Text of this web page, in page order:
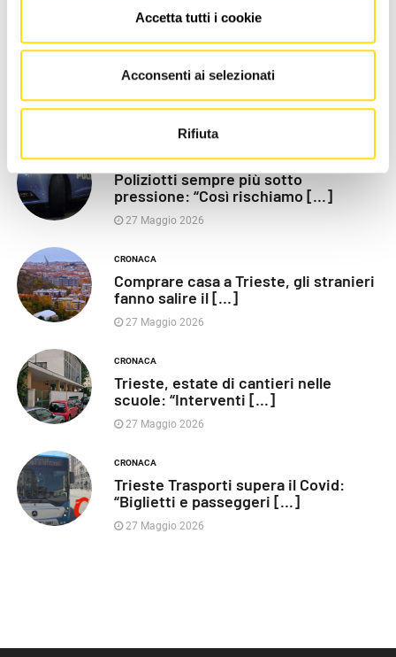
Accetta tutti i cookie
Acconsenti ai selezionati
Rifiuta
Razza (Lega): “Piazza Libertà va
CRONACA
Poliziotti sempre più sotto
pressione: “Così rischiamo [...]
27 Maggio 2026
CRONACA
Comprare casa a Trieste, gli stranieri
fanno salire il [...]
27 Maggio 2026
CRONACA
Trieste, estate di cantieri nelle
scuole: “Interventi [...]
27 Maggio 2026
CRONACA
Trieste Trasporti supera il Covid:
“Biglietti e passeggeri [...]
27 Maggio 2026